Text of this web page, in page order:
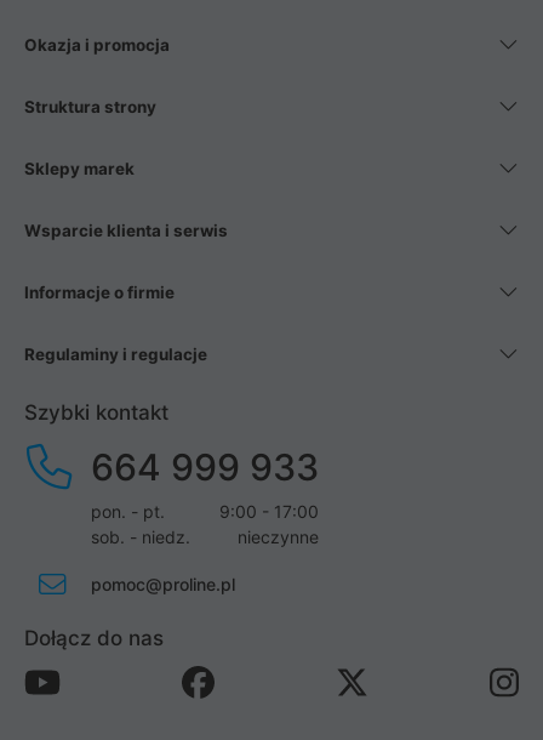
Okazja i promocja
Struktura strony
Sklepy marek
Wsparcie klienta i serwis
Informacje o firmie
Regulaminy i regulacje
Szybki kontakt
664 999 933
pon. - pt.
9:00 - 17:00
sob. - niedz.
nieczynne
pomoc@proline.pl
Dołącz do nas